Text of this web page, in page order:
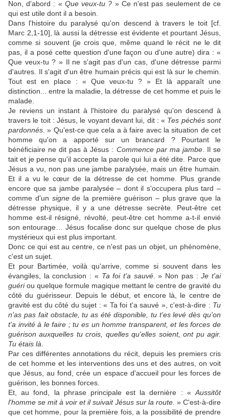
Non, d'abord : « Que veux-tu ? » Ce n'est pas seulement de ce
qui est utile dont il a besoin.
Dans l'histoire du paralysé qu'on descend à travers le toit [cf.
Marc 2,1-10], là aussi la détresse est évidente et pourtant Jésus,
comme si souvent (je crois que, même quand le récit ne le dit
pas, il a posé cette question d'une façon ou d'une autre) dira : «
Que veux-tu ? » Il ne s'agit pas d'un cas, d'une détresse parmi
d'autres. Il s'agit d'un être humain précis qui est là sur le chemin.
Tout est en place : « Que veux-tu ? » Et là apparaît une
distinction... entre la maladie, la détresse de cet homme et puis le
malade.
Je reviens un instant à l'histoire du paralysé qu'on descend à
travers le toit : Jésus, le voyant devant lui, dit : « Tes péchés sont
pardonnés . » Qu'est-ce que cela a à faire avec la situation de cet
homme qu'on a apporté sur un brancard ? Pourtant le
bénéficiaire ne dit pas à Jésus : Commence par ma jambe. Il se
tait et je pense qu'il accepte la parole qui lui a été dite. Parce que
Jésus a vu, non pas une jambe paralysée, mais un être humain.
Et il a vu le cœur de la détresse de cet homme. Plus grande
encore que sa jambe paralysée – dont il s'occupera plus tard –
comme d'un signede la première guérison – plus grave que la
détresse physique, il y a une détresse secrète. Peut-être cet
homme est-il résigné, révolté, peut-être cet homme a-t-il envié
son entourage… Jésus focalise donc sur quelque chose de plus
mystérieux qui est plus important.
Donc ce qui est au centre, ce n'est pas un objet, un phénomène,
c'est un sujet.
Et pour Bartimée, voilà qu'arrive, comme si souvent dans les
évangiles, la conclusion : « Ta foi t'a sauvé. » Non pas :Je t'ai
guériou quelque formule magique mettant le centre de gravité du
côté du guérisseur. Depuis le début, et encore là, le centre de
gravité est du côté du sujet : « Ta foi t'a sauvé », c'est-à-dire : Tu
n'as pas fait obstacle, tu as été disponible, tu t'es levé dès qu'on
t'a invité à le faire ; tu es un homme transparent, et les forces de
guérison auxquelles tu crois, quelles qu'elles soient, ont pu agir.
Tu étais là
Par ces différentes annotations du récit, depuis les premiers cris
de cet homme et les interventions des uns et des autres, on voit
que Jésus, au fond, crée un espace d'accueil pour les forces de
guérison, les bonnes forces.
Et, au fond, la phrase principale est la dernière : « Aussitôt
l'homme se mit à voir et il suivait Jésus sur la route. » C'est-à-dire
que cet homme, pour la première fois, a la possibilité de prendre